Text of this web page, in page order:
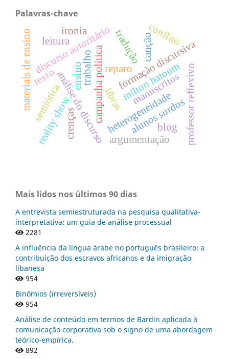
Palavras-chave
análise do discurso
formação discursiva
heterogeneidade
campanha política
discurso autoritário
trabalho
reality show
reparo
alunos surdos
libras
tradução
milton hatoumprofessor reflexivo
materiais de ensino canção
semiótica
crenças
ensino
texto
conflito
argumentação
blog
manuscritos
leitura
ironia
Mais lidos nos últimos 90 dias
A entrevista semiestruturada na pesquisa qualitativa-
interpretativa: um guia de análise processual
2281
A influência da língua árabe no português brasileiro: a
contribuição dos escravos africanos e da imigração
libanesa
954
Binômios (irreversíveis)
954
Análise de conteúdo em termos de Bardin aplicada à
comunicação corporativa sob o signo de uma abordagem
teórico-empírica.
892